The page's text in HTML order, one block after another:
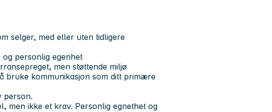
selger, med eller uten tidligere
personlig egenhet
men støttende miljø
bruke kommunikasjon som ditt primære
person.
men ikke et krav. Personlig egnethet og